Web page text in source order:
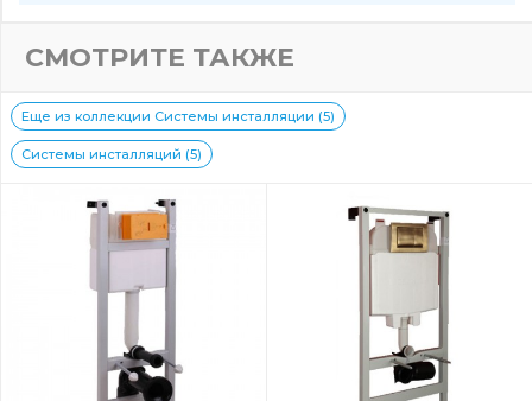
СМОТРИТЕ ТАКЖЕ
Еще из коллекции Системы инсталляции (5)
Системы инсталляций (5)